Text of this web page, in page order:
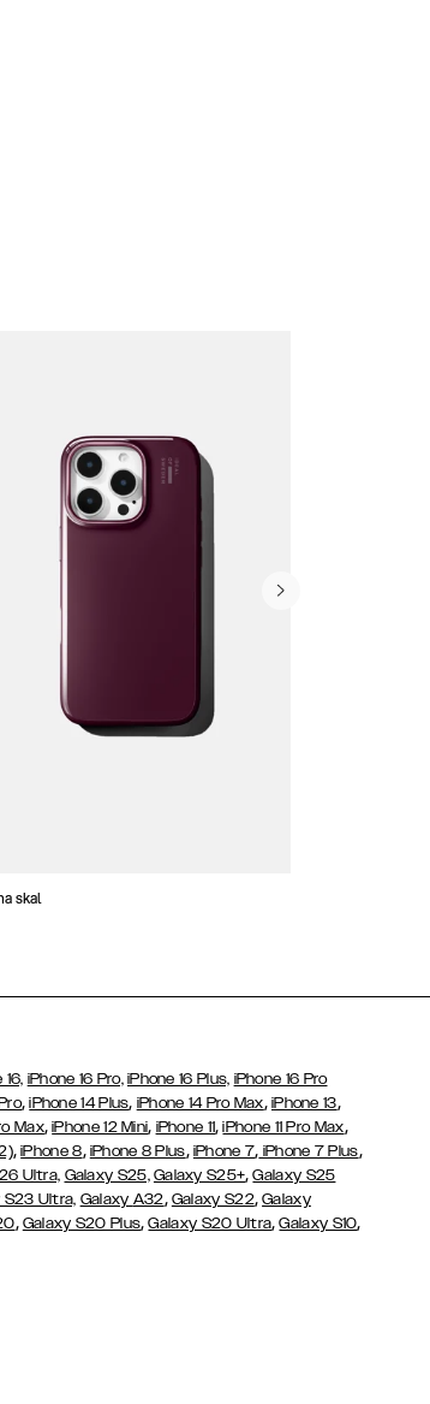
skal
16, iPhone 16 Pro, iPhone 16 Plus, iPhone 16 Pro
,iPhone 14 Plus, iPhone 14 Pro Max, iPhone 13,
Max,iPhone 12 Mini, iPhone 11,iPhone 11 Pro Max,
,iPhone 8, iPhone 8 Plus, iPhone 7, iPhone 7 Plus,
Ultra, Galaxy S25, Galaxy S25+,Galaxy S25
S23 Ultra, Galaxy A32, Galaxy S22,Galaxy
, Galaxy S20 Plus,Galaxy S20 Ultra,Galaxy S10,